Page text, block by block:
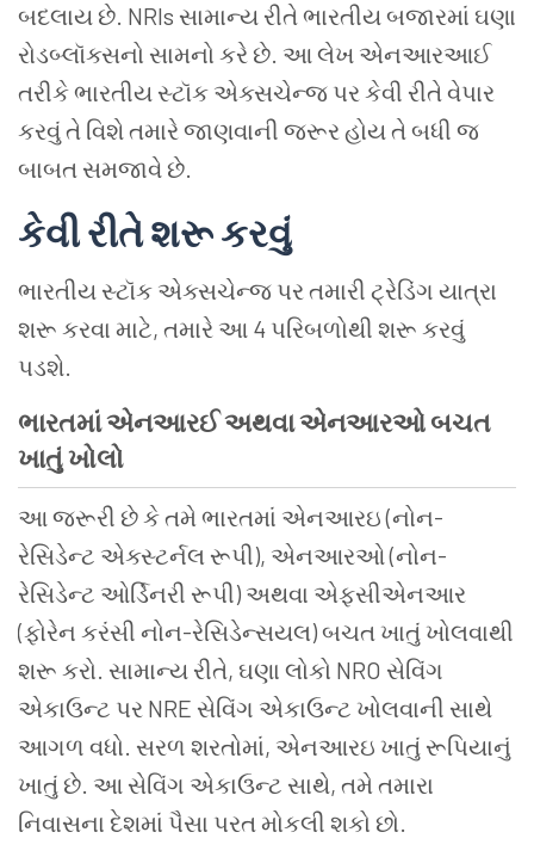
બદલાય છે. NRIs સામાન્ય રીતે ભારતીય બજારમાં ઘણા
રોડબ્લૉક્સનો સામનો કરે છે. આ લેખ એનઆરઆઈ
તરીકે ભારતીય સ્ટૉક એક્સચેન્જ પર કેવી રીતે વેપાર
કરવું તે વિશે તમારે જાણવાની જરૂર હોય તે બધી જ
બાબત સમજાવે છે.
કેવી રીતે શરૂ કરવું
ભારતીય સ્ટૉક એક્સચેન્જ પર તમારી ટ્રેડિંગ યાત્રા
શરૂ કરવા માટે, તમારે આ 4 પરિબળોથી શરૂ કરવું
પડશે.
ભારતમાં એનઆરઈ અથવા એનઆરઓ બચત
ખાતું ખોલો
આ જરૂરી છે કે તમે ભારતમાં એનઆરઇ (નોન-
રેસિડેન્ટ એક્સ્ટર્નલ રૂપી), એનઆરઓ (નોન-
રેસિડેન્ટ ઓર્ડિનરી રૂપી) અથવા એફસીએનઆર
(ફોરેન કરંસી નોન-રેસિડેન્સયલ) બચત ખાતું ખોલવાથી
શરૂ કરો. સામાન્ય રીતે, ઘણા લોકો NRO સેવિંગ
એકાઉન્ટ પર NRE સેવિંગ એકાઉન્ટ ખોલવાની સાથે
આગળ વધો. સરળ શરતોમાં, એનઆરઇ ખાતું રૂપિયાનું
ખાતું છે. આ સેવિંગ એકાઉન્ટ સાથે, તમે તમારા
નિવાસના દેશમાં પૈસા પરત મોકલી શકો છો.